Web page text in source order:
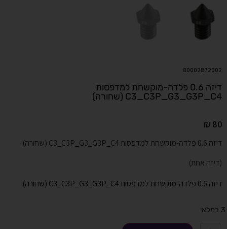
80002872002
דיזה 0.6 פלדה-מוקשחת למדפסות
C3_C3P_G3_G3P_C4 (שחורה)
₪ 80
דיזה 0.6 פלדה-מוקשחת למדפסות C3_C3P_G3_G3P_C4 (שחורה)
(דיזה אחת)
דיזה 0.6 פלדה-מוקשחת למדפסות C3_C3P_G3_G3P_C4 (שחורה)
3 במלאי